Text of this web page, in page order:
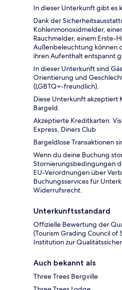
In dieser Unterkunft gibt es
Dank der
Kohlenmonoxidmelder,
Rauchmelder, einem Erste-
Außenbeleuchtung können
ihren Aufenthalt entspannt
In dieser Unterkunft sind
Orientierung und
(LGBTQ+-freundlich).
Diese Unterkunft akzeptiert
Bargeld.
Akzeptierte Kreditkarten:
Express, Diners Club
Bargeldlose Transaktionen
Wenn du deine Buchung
Stornierungsbedingungen
EU-Verordnungen über
Buchungsservices für
Widerrufsrecht.
Unterkunftsstandard
Offizielle Bewertung der
(Tourism Grading Council of
Institution zur
Auch bekannt als
Three Trees Bergville